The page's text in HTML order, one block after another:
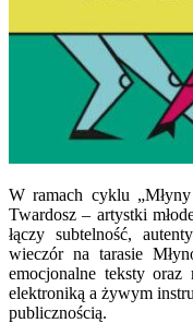
W ramach cyklu
Twardosz – artystki
łączy subtelność,
wieczór na tarasie
emocjonalne teksty oraz
elektroniką a żywym
publicznością.